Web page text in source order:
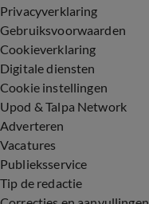
Privacyverklaring
Gebruiksvoorwaarden
Cookieverklaring
Digitale diensten
Cookie instellingen
Upod & Talpa Network
Adverteren
Vacatures
Publieksservice
Tip de redactie